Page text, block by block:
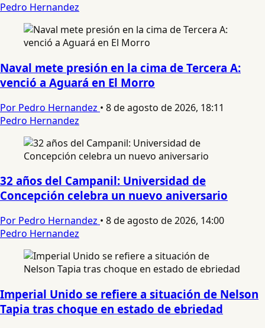
Pedro Hernandez
Naval mete presión en la cima de Tercera A:
venció a Aguará en El Morro
Por Pedro Hernandez • 8 de agosto de 2026, 18:11
Pedro Hernandez
32 años del Campanil: Universidad de
Concepción celebra un nuevo aniversario
Por Pedro Hernandez • 8 de agosto de 2026, 14:00
Pedro Hernandez
Imperial Unido se refiere a situación de Nelson
Tapia tras choque en estado de ebriedad